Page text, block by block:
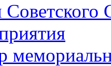
Советского